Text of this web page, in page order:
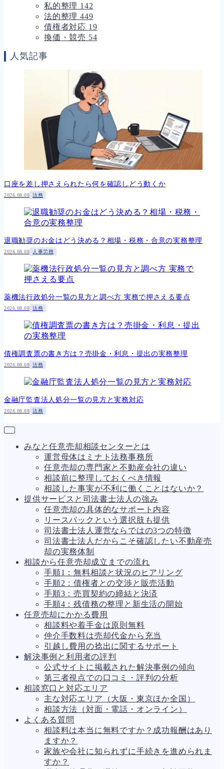
私的整理 142
法的整理 449
債権者対応 19
換価・競売 54
人気記事
口座を差し押さえられたら何を確認しどう動くか
2026.08.08 法務
退職勧奨のお金はどう決める？相場・税務・合意の実務整理
2026.08.08 人事労務
薬機法行政処分一覧の見方と調べ方 実務で押さえる要点
2026.08.08 法務
債権調査票の書き方は？売掛金・利息・提出の実務整理
2026.08.08 法務
金融庁監査法人処分一覧の見方と実務対応
2026.08.08 法務
みなと任意売却相談センターとは
運営母体はミナト法務事務所
任意売却の専門家と不動産会社の違い
相談前に整理しておくべき情報
相談した事実が不利に働くことはないか？
提供サービスと司法書士法人の強み
任意売却の具体的なサポート内容
リースバックという選択肢も提供
司法書士法人運営ならではの3つの特徴
司法書士法人だからこそ確認したい不動産売
却の実務体制
相談から任意売却成立までの流れ
手順1：無料相談と状況のヒアリング
手順2：債権者との交渉と販売活動
手順3：売買契約の締結と決済
手順4：残債務の整理と新生活の開始
任意売却にかかる費用
相談料や着手金は原則無料
仲介手数料は売却代金から充当
引越し費用の捻出に関するサポート
解決事例と利用者の評判
公式サイトに掲載された解決事例の傾向
第三者視点での口コミ・評判の分析
相談窓口と対応エリア
主な対応エリア（大阪・東京ほか全国）
相談方法（対面・電話・オンライン）
よくある質問
相談料は本当に無料ですか？成功報酬はあり
ますか？
家族や会社に知られずに手続きを進められま
すか？